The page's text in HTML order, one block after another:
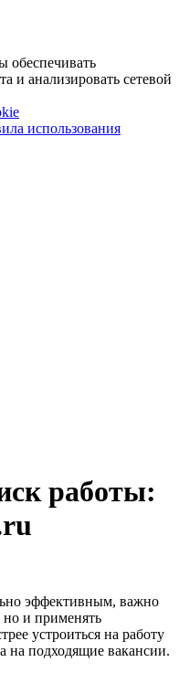
обеспечивать
и анализировать сетевой
использования
работы:
эффективным, важно
но и применять
устроиться на работу
на подходящие вакансии.